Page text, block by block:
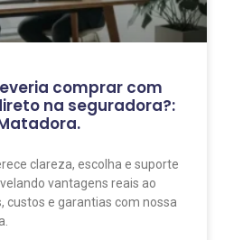
comprar com
na seguradora?:
clareza, escolha e suporte
vantagens reais ao
custos e garantias com nossa